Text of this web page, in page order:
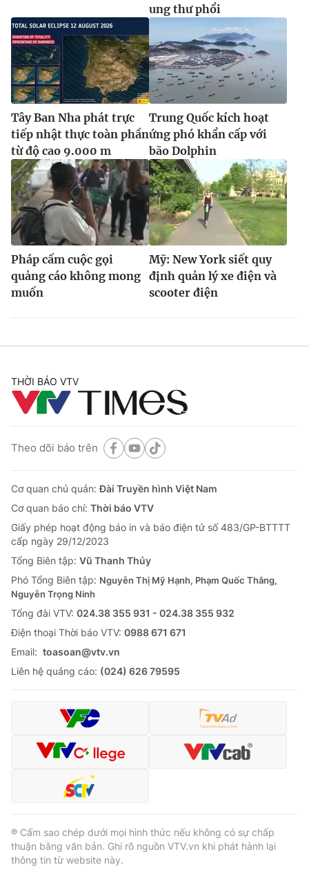
ung thư phổi
Tây Ban Nha phát trực
tiếp nhật thực toàn phần
từ độ cao 9.000 m
Trung Quốc kích hoạt
ứng phó khẩn cấp với
bão Dolphin
Pháp cấm cuộc gọi
quảng cáo không mong
muốn
Mỹ: New York siết quy
định quản lý xe điện và
scooter điện
THỜI BÁO VTV
Theo dõi báo trên
Cơ quan chủ quản:Đài Truyền hình Việt Nam
Cơ quan báo chí: Thời báo VTV
Giấy phép hoạt động báo in và báo điện tử số 483/GP-BTTTT
cấp ngày 29/12/2023
Tổng Biên tập: Vũ Thanh Thủy
Phó Tổng Biên tập: Nguyễn Thị Mỹ Hạnh, Phạm Quốc Thắng,
Nguyễn Trọng Ninh
Tổng đài VTV: 024.38 355 931 - 024.38 355 932
Ðiện thoại Thời báo VTV: 0988 671 671
Email: toasoan@vtv.vn
Liên hệ quảng cáo: (024) 626 79595
® Cấm sao chép dưới mọi hình thức nếu không có sự chấp
thuận bằng văn bản. Ghi rõ nguồn VTV.vn khi phát hành lại
thông tin từ website này.